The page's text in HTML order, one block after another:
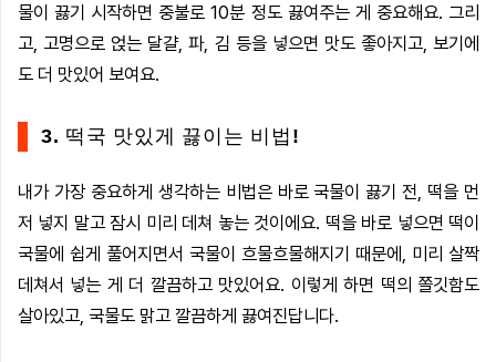
물이 끓기 시작하면 중불로 10분 정도 끓여주는 게 중요해요. 그리
고, 고명으로 얹는 달걀, 파, 김 등을 넣으면 맛도 좋아지고, 보기에
도 더 맛있어 보여요.
3. 떡국 맛있게 끓이는 비법!
내가 가장 중요하게 생각하는 비법은 바로 국물이 끓기 전, 떡을 먼
저 넣지 말고 잠시 미리 데쳐 놓는 것이에요. 떡을 바로 넣으면 떡이
국물에 쉽게 풀어지면서 국물이 흐물흐물해지기 때문에, 미리 살짝
데쳐서 넣는 게 더 깔끔하고 맛있어요. 이렇게 하면 떡의 쫄깃함도
살아있고, 국물도 맑고 깔끔하게 끓여진답니다.